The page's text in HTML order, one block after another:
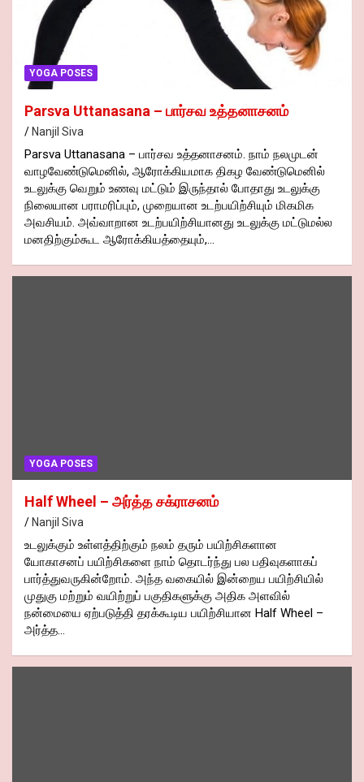
YOGA POSES
Parsva Uttanasana – பார்சவ உத்தனாசனம்
Nanjil Siva
Parsva Uttanasana – பார்சவ உத்தனாசனம். நாம் நலமுடன்
வாழவேண்டுமெனில், ஆரோக்கியமாக திகழ வேண்டுமெனில்
உடலுக்கு வெறும் உணவு மட்டும் இருந்தால் போதாது உடலுக்கு
நிலையான பராமரிப்பும், முறையான உடற்பயிற்சியும் மிகமிக
அவசியம். அவ்வாறான உடற்பயிற்சியானது உடலுக்கு மட்டுமல்ல
மனதிற்கும்கூட ஆரோக்கியத்தையும்,…
YOGA POSES
Half Wheel – அர்த்த சக்ராசனம்
Nanjil Siva
உடலுக்கும் உள்ளத்திற்கும் நலம் தரும் பயிற்சிகளான
யோகாசனப் பயிற்சிகளை நாம் தொடர்ந்து பல பதிவுகளாகப்
பார்த்துவருகின்றோம். அந்த வகையில் இன்றைய பயிற்சியில்
முதுகு மற்றும் வயிற்றுப் பகுதிகளுக்கு அதிக அளவில்
நன்மையை ஏற்படுத்தி தரக்கூடிய பயிற்சியான Half Wheel –
அர்த்த…